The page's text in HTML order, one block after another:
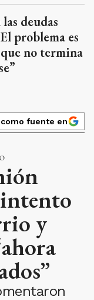
deudas
problema es
no termina
fuente en
y